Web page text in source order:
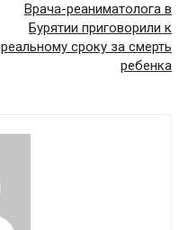
Врача-реаниматолога в
Бурятии приговорили к
реальному сроку за смерть
ребенка